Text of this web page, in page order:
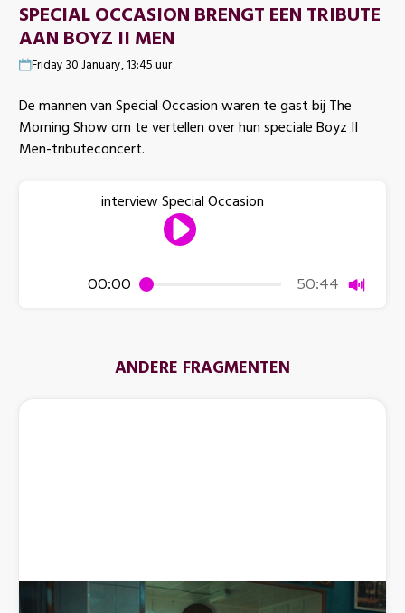
SPECIAL OCCASION BRENGT EEN TRIBUTE
AAN BOYZ II MEN
Friday 30 January, 13:45 uur
De mannen van Special Occasion waren te gast bij The
Morning Show om te vertellen over hun speciale Boyz II
Men-tributeconcert.
00:00 50:44 Dempen
interview Special Occasion
ANDERE FRAGMENTEN